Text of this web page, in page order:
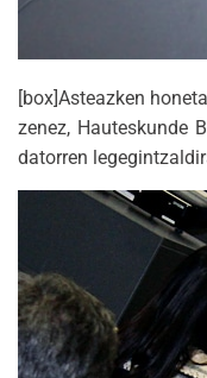
[box]Asteazken
zenez, Hauteskunde
datorren